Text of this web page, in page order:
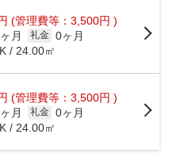
(管理費等：3,500円 )
月 礼金 0ヶ月
/ 24.00㎡
(管理費等：3,500円 )
月 礼金 0ヶ月
/ 24.00㎡